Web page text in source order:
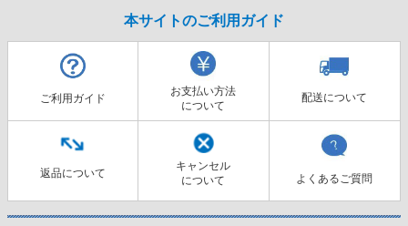
本サイトのご利用ガイド
ご利用ガイド
お支払い方法
について
配送について
返品について
キャンセル
について
よくあるご質問